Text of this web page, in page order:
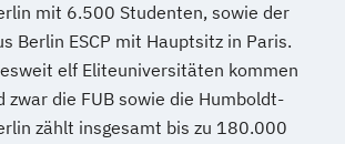
mit 6.500 Studenten, sowie der
Berlin ESCP mit Hauptsitz in Paris.
elf Eliteuniversitäten kommen
zwar die FUB sowie die Humboldt-
zählt insgesamt bis zu 180.000